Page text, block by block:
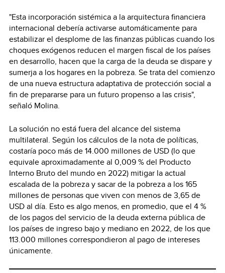
"Esta incorporación sistémica a la arquitectura financiera
internacional debería activarse automáticamente para
estabilizar el desplome de las finanzas públicas cuando los
choques exógenos reducen el margen fiscal de los países
en desarrollo, hacen que la carga de la deuda se dispare y
sumerja a los hogares en la pobreza. Se trata del comienzo
de una nueva estructura adaptativa de protección social a
fin de prepararse para un futuro propenso a las crisis",
señaló Molina.
La solución no está fuera del alcance del sistema
multilateral. Según los cálculos de la nota de políticas,
costaría poco más de 14.000 millones de USD (lo que
equivale aproximadamente al 0,009 % del Producto
Interno Bruto del mundo en 2022) mitigar la actual
escalada de la pobreza y sacar de la pobreza a los 165
millones de personas que viven con menos de 3,65 de
USD al día. Esto es algo menos, en promedio, que el 4 %
de los pagos del servicio de la deuda externa pública de
los países de ingreso bajo y mediano en 2022, de los que
113.000 millones correspondieron al pago de intereses
únicamente.